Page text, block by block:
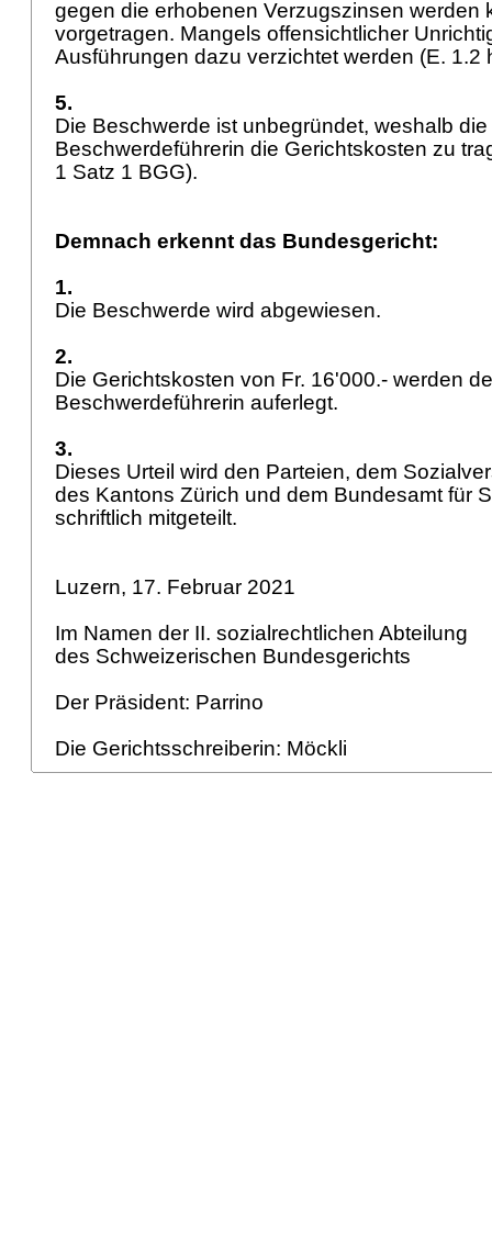
gegen die erhobenen Verzugszinsen werden
vorgetragen. Mangels offensichtlicher
Ausführungen dazu verzichtet werden (E.
5.
Die Beschwerde ist unbegründet, weshalb
Beschwerdeführerin die Gerichtskosten zu
1 Satz 1 BGG).
Demnach erkennt das Bundesgericht:
1.
Die Beschwerde wird abgewiesen.
2.
Die Gerichtskosten von Fr. 16'000.- werden
Beschwerdeführerin auferlegt.
3.
Dieses Urteil wird den Parteien, dem
des Kantons Zürich und dem Bundesamt für
schriftlich mitgeteilt.
Luzern, 17. Februar 2021
Im Namen der II. sozialrechtlichen Abteilung
des Schweizerischen Bundesgerichts
Der Präsident: Parrino
Die Gerichtsschreiberin: Möckli